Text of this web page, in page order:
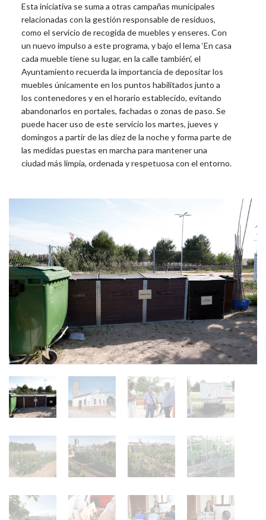
Esta iniciativa se suma a otras campañas municipales
relacionadas con la gestión responsable de residuos,
como el servicio de recogida de muebles y enseres. Con
un nuevo impulso a este programa, y bajo el lema ‘En casa
cada mueble tiene su lugar, en la calle también’, el
Ayuntamiento recuerda la importancia de depositar los
muebles únicamente en los puntos habilitados junto a
los contenedores y en el horario establecido, evitando
abandonarlos en portales, fachadas o zonas de paso. Se
puede hacer uso de este servicio los martes, jueves y
domingos a partir de las diez de la noche y forma parte de
las medidas puestas en marcha para mantener una
ciudad más limpia, ordenada y respetuosa con el entorno.